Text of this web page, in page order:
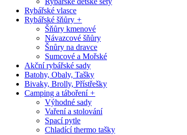
Rybářské vlasce
Rybářské šňůry +
Šňůry kmenové
Návazcové šňůry
Šnůry na dravce
Sumcové a Mořské
Akční rybářské sady
Batohy, Obaly, Tašky
Bivaky, Brolly, Přístřešky
Camping a táboření +
Výhodné sady
Vaření a stolování
Spací pytle
Chladící thermo tašky